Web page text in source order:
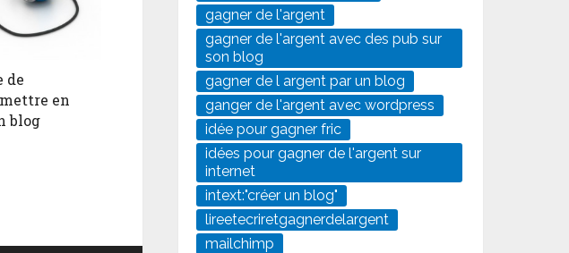
de
en
blog
gagner de l'argent
gagner de l'argent avec des pub sur
son blog
gagner de l argent par un blog
ganger de l'argent avec wordpress
idée pour gagner fric
idées pour gagner de l'argent sur
internet
intext:"créer un blog"
lireetecriretgagnerdelargent
mailchimp